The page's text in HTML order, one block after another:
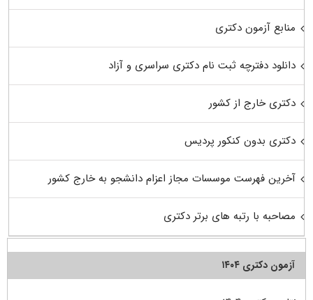
منابع آزمون دکتری
دانلود دفترچه ثبت نام دکتری سراسری و آزاد
دکتری خارج از کشور
دکتری بدون کنکور پردیس
آخرین فهرست موسسات مجاز اعزام دانشجو به خارج کشور
مصاحبه با رتبه های برتر دکتری
آزمون دکتری ۱۴۰۴